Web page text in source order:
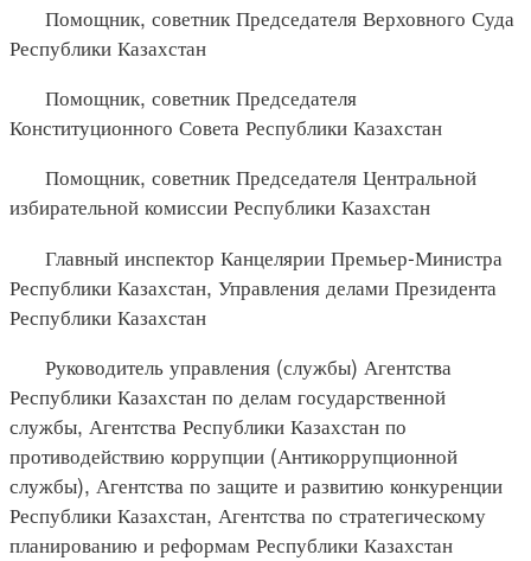
Помощник, советник Председателя Верховного Суда
Республики Казахстан
Помощник, советник Председателя
Конституционного Совета Республики Казахстан
Помощник, советник Председателя Центральной
избирательной комиссии Республики Казахстан
Главный инспектор Канцелярии Премьер-Министра
Республики Казахстан, Управления делами Президента
Республики Казахстан
Руководитель управления (службы) Агентства
Республики Казахстан по делам государственной
службы, Агентства Республики Казахстан по
противодействию коррупции (Антикоррупционной
службы), Агентства по защите и развитию конкуренции
Республики Казахстан, Агентства по стратегическому
планированию и реформам Республики Казахстан